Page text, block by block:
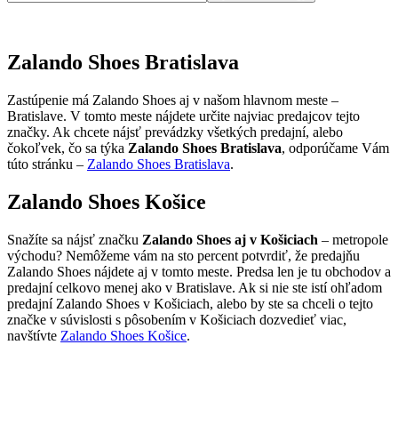
Zalando Shoes Bratislava
Zastúpenie má Zalando Shoes aj v našom hlavnom meste –
Bratislave. V tomto meste nájdete určite najviac predajcov tejto
značky. Ak chcete nájsť prevádzky všetkých predajní, alebo
čokoľvek, čo sa týka Zalando Shoes Bratislava, odporúčame Vám
túto stránku – Zalando Shoes Bratislava.
Zalando Shoes Košice
Snažíte sa nájsť značku Zalando Shoes aj v Košiciach – metropole
východu? Nemôžeme vám na sto percent potvrdiť, že predajňu
Zalando Shoes nájdete aj v tomto meste. Predsa len je tu obchodov a
predajní celkovo menej ako v Bratislave. Ak si nie ste istí ohľadom
predajní Zalando Shoes v Košiciach, alebo by ste sa chceli o tejto
značke v súvislosti s pôsobením v Košiciach dozvedieť viac,
navštívte Zalando Shoes Košice.